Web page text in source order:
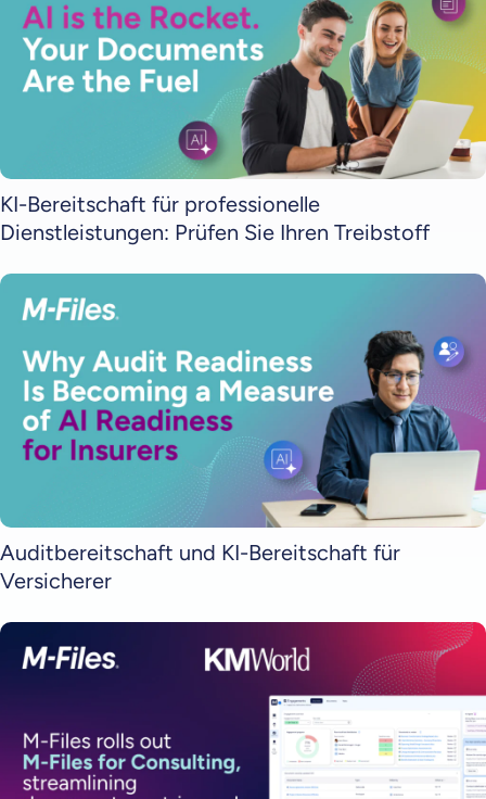
KI-Bereitschaft für professionelle
Dienstleistungen: Prüfen Sie Ihren Treibstoff
Auditbereitschaft und KI-Bereitschaft für
Versicherer